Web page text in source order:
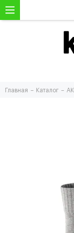
Главная Каталог